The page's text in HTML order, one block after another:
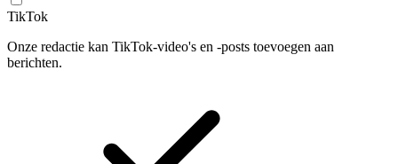
TikTok
Onze redactie kan TikTok-video's en -posts toevoegen aan
berichten.